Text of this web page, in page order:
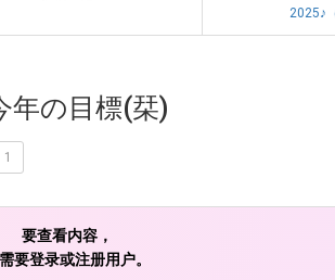
2025♪
年の目標(栞)
1
要查看内容，
要登录或注册用户。